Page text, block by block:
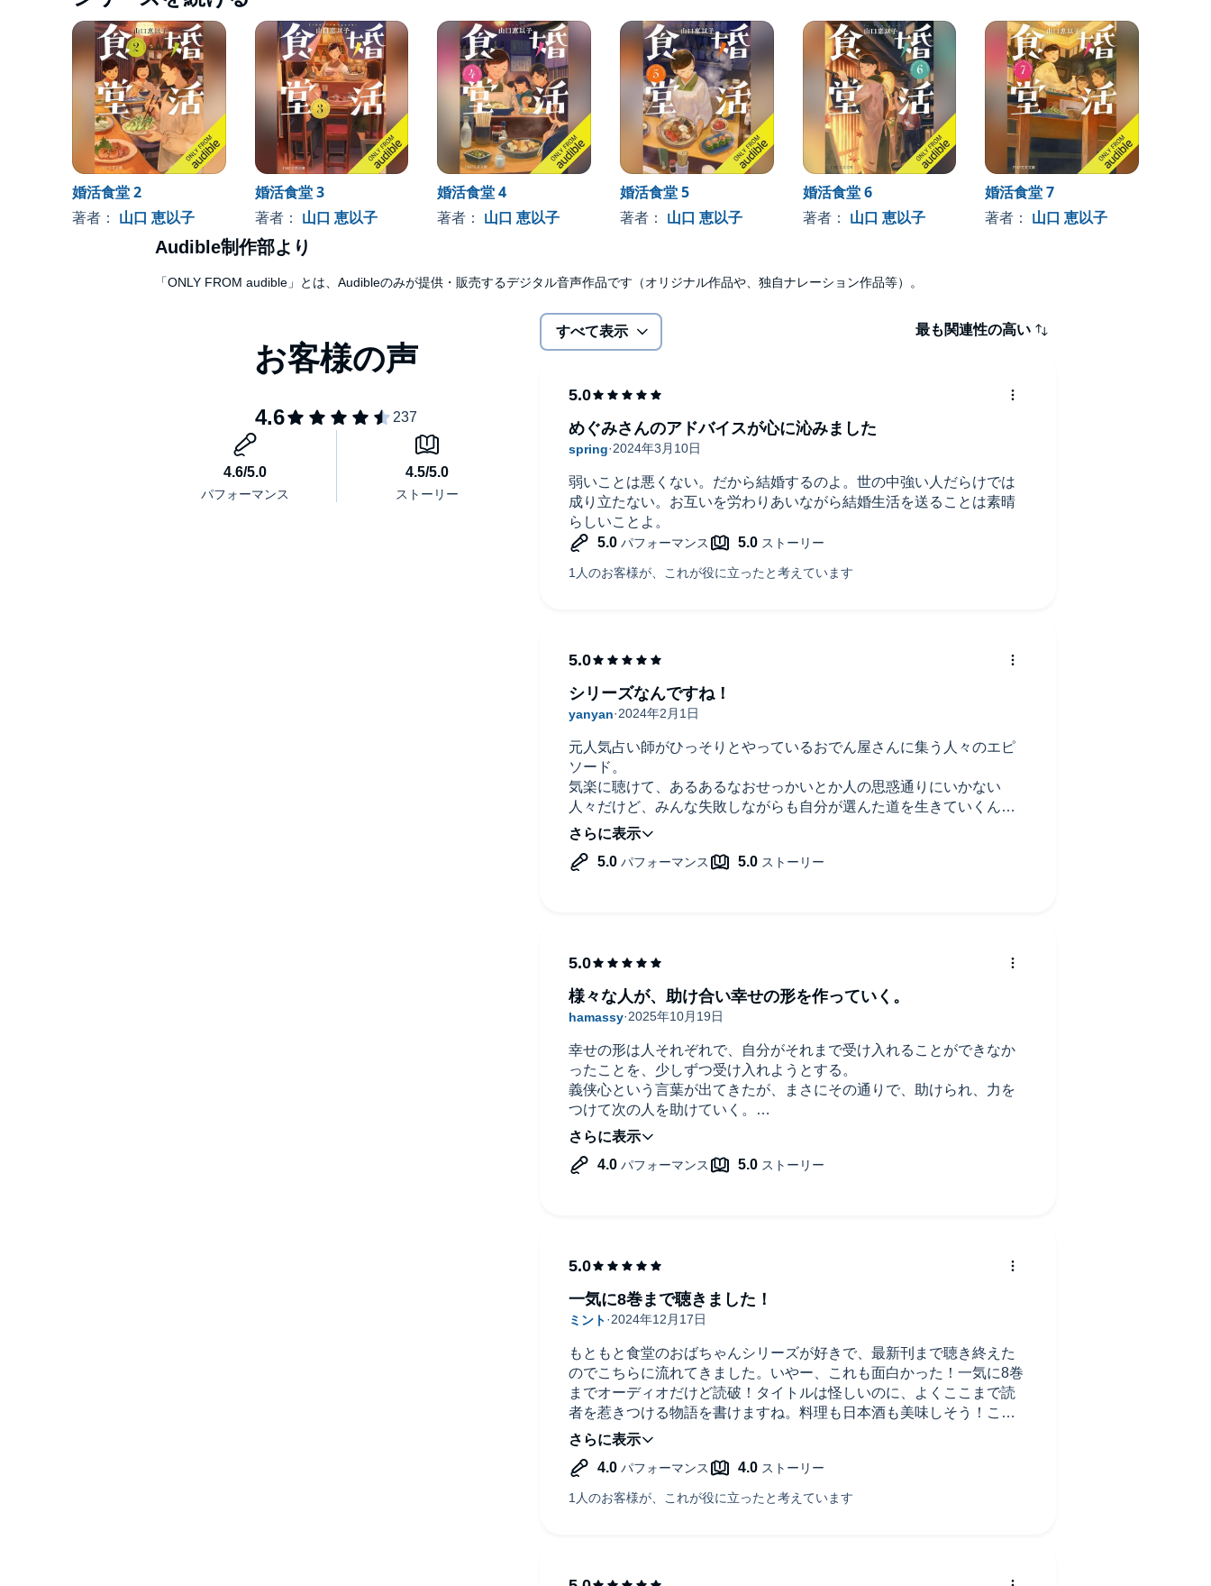
婚活食堂 2
著者： 山口 恵以子
婚活食堂 3
著者： 山口 恵以子
婚活食堂 4
著者： 山口 恵以子
婚活食堂 5
著者： 山口 恵以子
婚活食堂 6
著者： 山口 恵以子
婚活食堂 7
著者： 山口 恵以子
Audible制作部より
「ONLY FROM audible」とは、Audibleのみが提供・販売するデジタル音声作品です（オリジナル作品や、独自ナレーション作品等）。
すべて表示 最も関連性の高い
弱いことは悪くない。だから結婚するのよ。世の中強い人だらけでは
成り立たない。お互いを労わりあいながら結婚生活を送ることは素晴
らしいことよ。
めぐみさんのアドバイスが心に沁みました
元人気占い師がひっそりとやっているおでん屋さんに集う人々のエピ
ソード。
気楽に聴けて、あるあるなおせっかいとか人の思惑通りにいかない
人々だけど、みんな失敗しながらも自分が選んた道を生きていくん
だ、って前向きになれるエピソードが詰まっててわたしもそこのおで
ん屋さん、行きたい！と思った。
ナレーションの声も明るくでよかった！
シリーズなんですね！
幸せの形は人それぞれで、自分がそれまで受け入れることができなか
ったことを、少しずつ受け入れようとする。
義侠心という言葉が出てきたが、まさにその通りで、助けられ、力を
つけて次の人を助けていく。
とても心温まるお話でした。
様々な人が、助け合い幸せの形を作っていく。
もともと食堂のおばちゃんシリーズが好きで、最新刊まで聴き終えた
のでこちらに流れてきました。いやー、これも面白かった！一気に8巻
までオーディオだけど読破！タイトルは怪しいのに、よくここまで読
者を惹きつける物語を書けますね。料理も日本酒も美味しそう！この
先も楽しみです！ありがとうございます。
一気に8巻まで聴きました！